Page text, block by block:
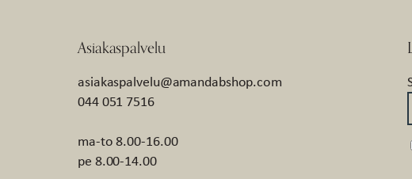
Asiakaspalvelu
asiakaspalvelu@amandabshop.com
044 051 7516
ma-to 8.00-16.00
pe 8.00-14.00